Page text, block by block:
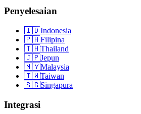
Penyelesaian
🇮🇩Indonesia
🇵🇭Filipina
🇹🇭Thailand
🇯🇵Jepun
🇲🇾Malaysia
🇹🇼Taiwan
🇸🇬Singapura
Integrasi